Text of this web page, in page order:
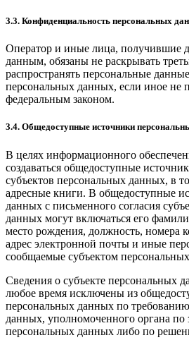
3.3. Конфиденциальность персональных
Оператор и иные лица, получившие
данным, обязаны не раскрывать
распространять персональные
персональных данных, если иное не
федеральным законом.
3.4. Общедоступные источники
В целях информационного
создаваться общедоступные
субъектов персональных данных, в
адресные книги. В общедоступные
данных с письменного согласия
данных могут включаться его
место рождения, должность, номера
адрес электронной почты и иные
сообщаемые субъектом
Сведения о субъекте персональных
любое время исключены из
персональных данных по
данных, уполномоченного органа по
персональных данных либо по